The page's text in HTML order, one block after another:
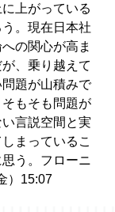
上がっている
。現在日本社
の関心が高ま
、乗り越えて
題が山積みで
もそも問題が
言説空間と実
まっているこ
う。フローニ
）15:07